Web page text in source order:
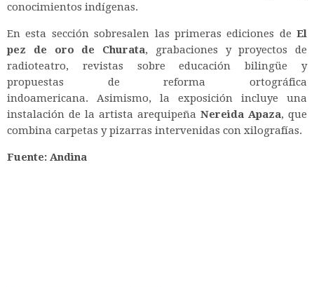
conocimientos indígenas.
En esta sección sobresalen las primeras ediciones de El
pez de oro de Churata, grabaciones y proyectos de
radioteatro, revistas sobre educación bilingüe y
propuestas de reforma ortográfica
indoamericana. Asimismo, la exposición incluye una
instalación de la artista arequipeña Nereida Apaza, que
combina carpetas y pizarras intervenidas con xilografías.
Fuente: Andina